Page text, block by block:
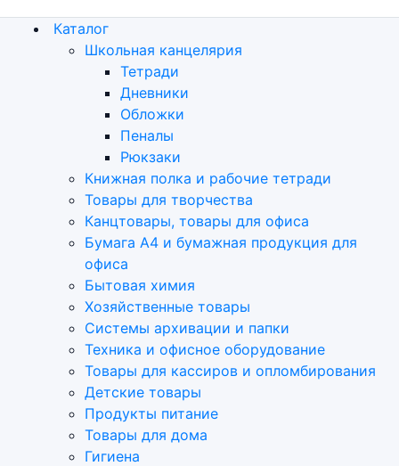
Каталог
Школьная канцелярия
Тетради
Дневники
Обложки
Пеналы
Рюкзаки
Книжная полка и рабочие тетради
Товары для творчества
Канцтовары, товары для офиса
Бумага А4 и бумажная продукция для
офиса
Бытовая химия
Хозяйственные товары
Системы архивации и папки
Техника и офисное оборудование
Товары для кассиров и опломбирования
Детские товары
Продукты питание
Товары для дома
Гигиена